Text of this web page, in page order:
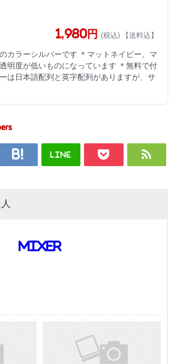
1,980円 (税込) 【送料込】
カラーシルバーです ＊マットネイビー、マ
明度が低いものになっています ＊無料で付
は日本語配列と英字配列がありますが、サ
LINE
mixer